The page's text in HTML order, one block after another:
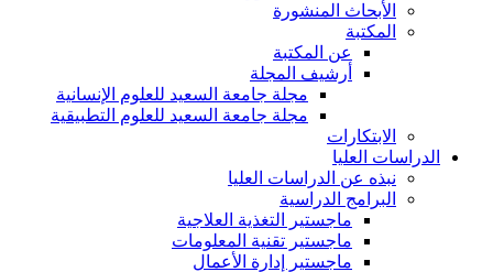
الأبحاث المنشورة
المكتبة
عن المكتبة
أرشيف المجلة
مجلة جامعة السعيد للعلوم الإنسانية
مجلة جامعة السعيد للعلوم التطبيقية
الابتكارات
الدراسات العليا
نبذه عن الدراسات العليا
البرامج الدراسية
ماجستير التغذية العلاجية
ماجستير تقنية المعلومات
ماجستير إدارة الأعمال